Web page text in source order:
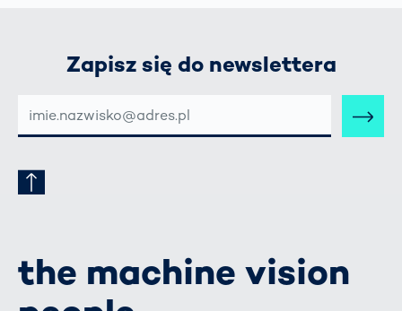
Zapisz się do newslettera
MAIL-
ADRESSE
the machine vision